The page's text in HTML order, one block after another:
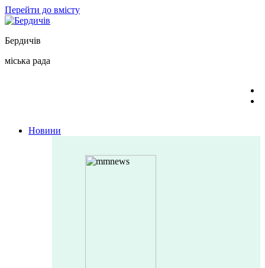
Перейти до вмісту
Бердичів
міська рада
Новини